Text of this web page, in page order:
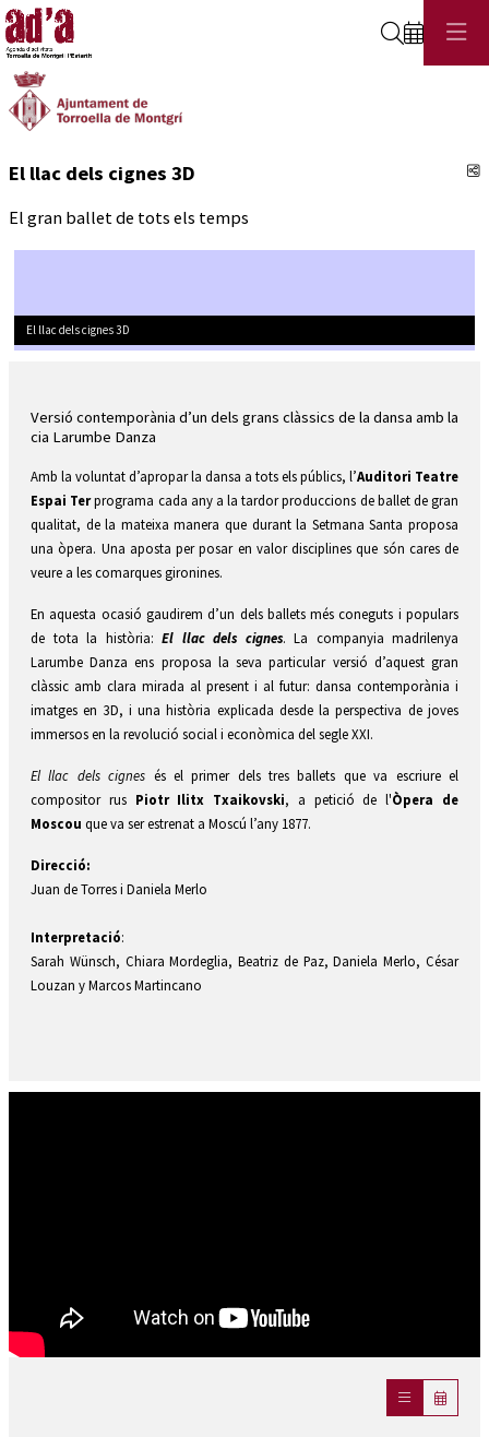
Cerca
El llac dels cignes 3D
El gran ballet de tots els temps
El llac dels cignes 3D
Versió contemporània d’un dels grans clàssics de la dansa amb la
cia Larumbe Danza
Amb la voluntat d’apropar la dansa a tots els públics, l’Auditori Teatre
Espai Ter programa cada any a la tardor produccions de ballet de gran
qualitat, de la mateixa manera que durant la Setmana Santa proposa
una òpera. Una aposta per posar en valor disciplines que són cares de
veure a les comarques gironines.
En aquesta ocasió gaudirem d’un dels ballets més coneguts i populars
de tota la història: El llac dels cignes. La companyia madrilenya
Larumbe Danza ens proposa la seva particular versió d’aquest gran
clàssic amb clara mirada al present i al futur: dansa contemporània i
imatges en 3D, i una història explicada desde la perspectiva de joves
immersos en la revolució social i econòmica del segle XXI.
El llac dels cignes és el primer dels tres ballets que va escriure el
compositor rus Piotr Ilitx Txaikovski, a petició de l'Òpera de
Moscou que va ser estrenat a Moscú l’any 1877.
Direcció:
Juan de Torres i Daniela Merlo
Interpretació:
Sarah Wünsch, Chiara Mordeglia, Beatriz de Paz, Daniela Merlo, César
Louzan y Marcos Martincano